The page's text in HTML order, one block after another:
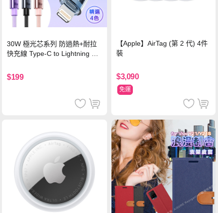
30W 極光芯系列 防過熱+耐拉
快充線 Type-C to Lightning 傳
$199
【Apple】AirTag (第 2 代) 4件
裝
$3,090
免運